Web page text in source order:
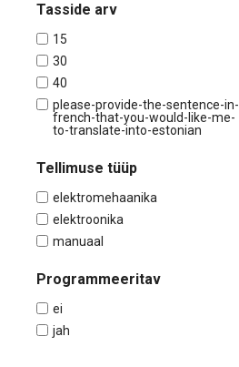
Tasside arv
15
30
40
please-provide-the-sentence-in-
french-that-you-would-like-me-
to-translate-into-estonian
Tellimuse tüüp
elektromehaanika
elektroonika
manuaal
Programmeeritav
ei
jah